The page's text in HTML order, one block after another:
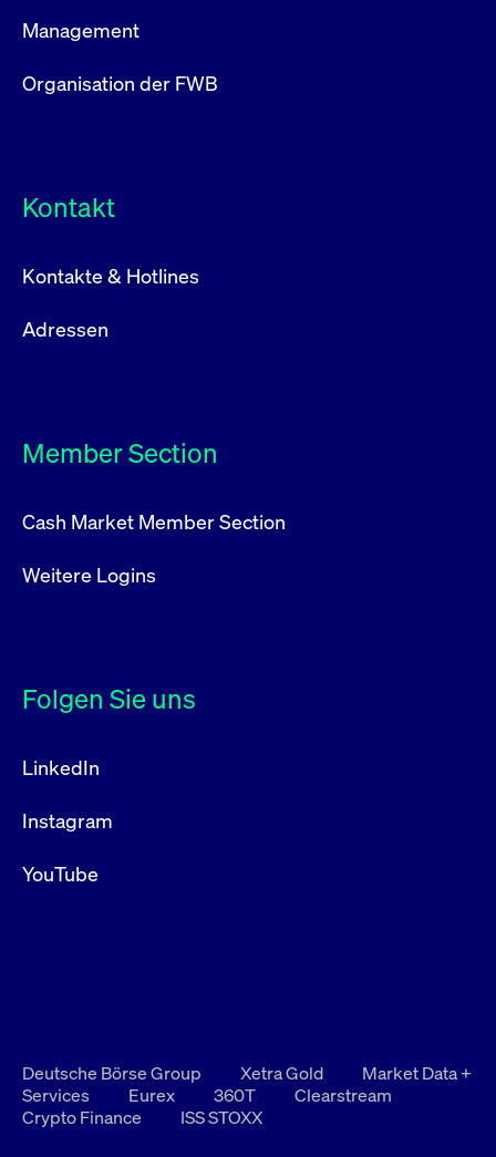
Management
Organisation der FWB
Kontakt
Kontakte & Hotlines
Adressen
Member Section
Cash Market Member Section
Weitere Logins
Folgen Sie uns
LinkedIn
Instagram
YouTube
Deutsche Börse Group Xetra Gold
Market Data +
Services
Eurex 360T
Clearstream
Crypto Finance
ISS STOXX